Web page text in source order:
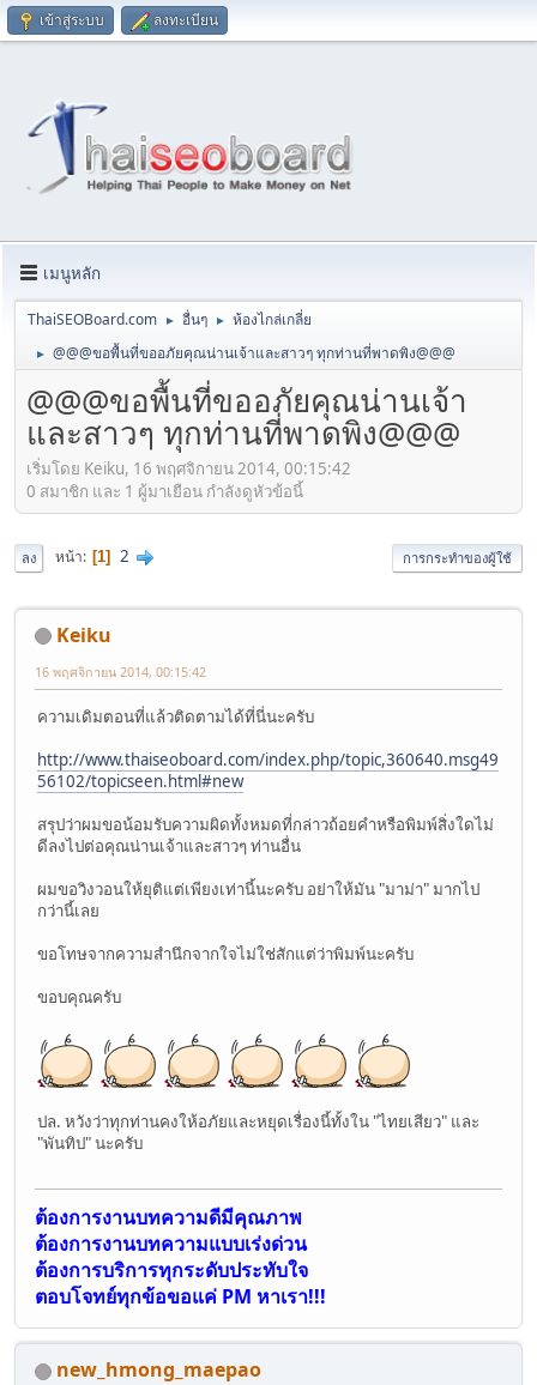
เข้าสู่ระบบ ลงทะเบียน
เมนูหลัก
ThaiSEOBoard.com ► อื่นๆ ► ห้องไกล่เกลี่ย
► @@@ขอพื้นที่ขออภัยคุณน่านเจ้าและสาวๆ ทุกท่านที่พาดพิง@@@
@@@ขอพื้นที่ขออภัยคุณน่านเจ้า
และสาวๆ ทุกท่านที่พาดพิง@@@
เริ่มโดย Keiku, 16 พฤศจิกายน 2014, 00:15:42
0 สมาชิก และ 1 ผู้มาเยือน กำลังดูหัวข้อนี้
ลง หน้า 1 2 การกระทำของผู้ใช้
Keiku
16 พฤศจิกายน 2014, 00:15:42
ความเดิมตอนที่แล้วติดตามได้ที่นี่นะครับ
http://www.thaiseoboard.com/index.php/topic,360640.msg49
56102/topicseen.html#new
สรุปว่าผมขอน้อมรับความผิดทั้งหมดที่กล่าวถ้อยคำหรือพิมพ์สิ่งใดไม่
ดีลงไปต่อคุณน่านเจ้าและสาวๆ ท่านอื่น
ผมขอวิงวอนให้ยุติแต่เพียงเท่านี้นะครับ อย่าให้มัน "มาม่า" มากไป
กว่านี้เลย
ขอโทษจากความสำนึกจากใจไม่ใช่สักแต่ว่าพิมพ์นะครับ
ขอบคุณครับ
ปล. หวังว่าทุกท่านคงให้อภัยและหยุดเรื่องนี้ทั้งใน "ไทยเสียว" และ
"พันทิป" นะครับ
ต้องการงานบทความดีมีคุณภาพ
ต้องการงานบทความแบบเร่งด่วน
ต้องการบริการทุกระดับประทับใจ
ตอบโจทย์ทุกข้อขอแค่ PM หาเรา!!!
new_hmong_maepao